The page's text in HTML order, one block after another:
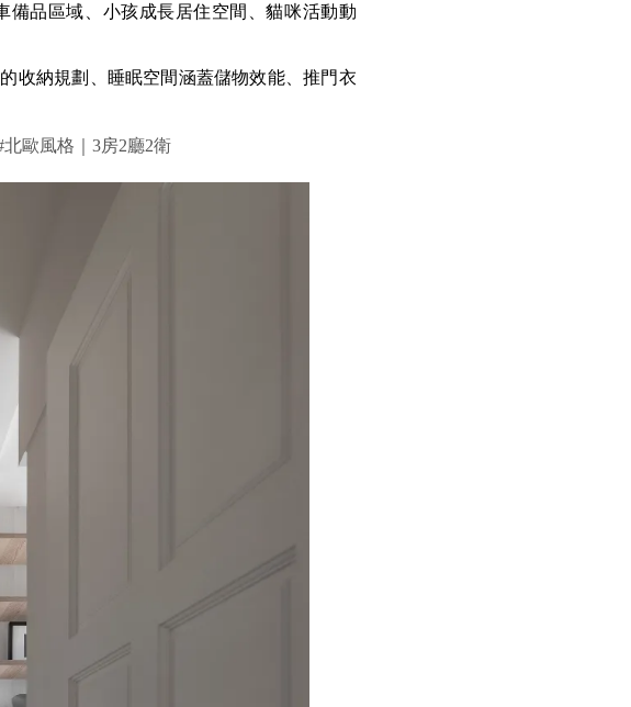
品區域、小孩成長居住空間、貓咪活動動
收納規劃、睡眠空間涵蓋儲物效能、推門衣
歐風格｜3房2廳2衛